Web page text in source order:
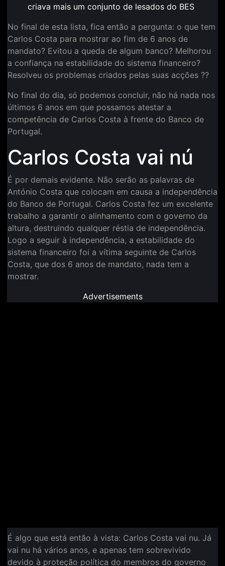
criava mais um conjunto de lesados do BES
No final de esta lista, fica então a pergunta: o que tem
Carlos Costa para mostrar ao fim de 6 anos de
mandato? Evitou a queda de algum banco? Melhorou
a confiança na estabilidade do sistema financeiro?
Resolveu os problemas criados pelas suas acções ??
No final do dia, só podemos concluir, não há nada nos
últimos 6 anos em que possamos atestar a
competência de Carlos Costa à frente do Banco de
Portugal.
Carlos Costa vai nú
É por demais evidente. Não serão as palavras de
António Costa que colocam em causa a independência
do Banco de Portugal. Carlos Costa fez um excelente
trabalho a garantir o alinhamento com o governo da
altura, destruindo qualquer réstia de independência.
Logo a seguir à independência, a estabilidade do
sistema financeiro foi a vítima seguinte de Carlos
Costa, que dos 6 anos de mandato, nada tem a
mostrar.
Advertisements
É algo que está então à vista: Carlos Costa vai nu. Já
vai nu há vários anos, e apenas tem sobrevivido
devido à proteção política do membros do governo